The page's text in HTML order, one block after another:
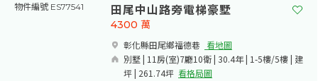
物件編號 ES77541 田尾中山路旁電梯豪墅
彰化縣田尾鄉福德巷​ 看地圖
別墅 | 11房(室)7廳10衛 | 30.4年 | 1-5樓/5樓 | 建
坪 | 261.74坪 看格局圖
4300 萬